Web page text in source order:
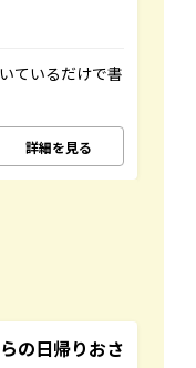
ているだけで書
詳細を見る
の日帰りおさ